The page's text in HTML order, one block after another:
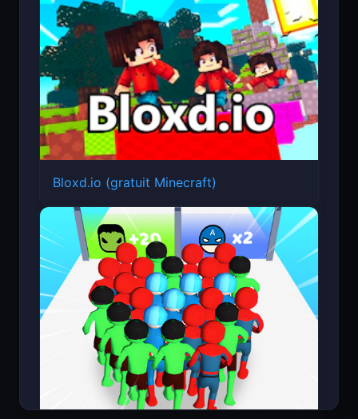
Bloxd.io (gratuit Minecraft)